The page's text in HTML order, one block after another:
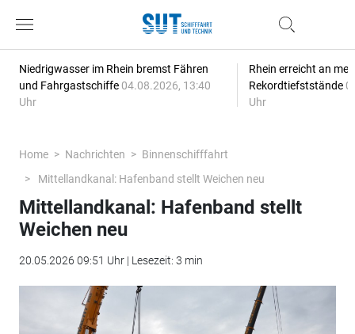
Niedrigwasser im Rhein bremst Fähren
und Fahrgastschiffe 04.08.2026, 13:40
Uhr
Rhein erreicht an
Rekordtiefststände
Uhr
Home Nachrichten
Binnenschifffahrt
Mittellandkanal: Hafenband stellt Weichen neu
Mittellandkanal: Hafenband stellt
Weichen neu
20.05.2026 09:51 Uhr | Lesezeit: 3 min